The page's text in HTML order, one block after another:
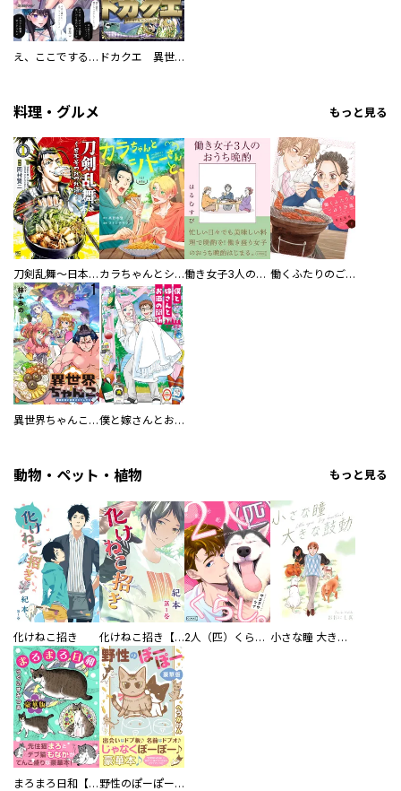
え、ここでするの？ アイドルのファンが知らない日常 ドカクエ 異世界ドカコッククエスト
料理・グルメ もっと見る
刀剣乱舞～日本号つれづれ酒～ カラちゃんとシトーさんと、 【分冊版】 働き女子3人のおうち晩酌 働くふたりのごほうび飯
異世界ちゃんこ～横綱目前に召喚されたんだが～ 【連載版】 僕と嫁さんとお酒の関係
動物・ペット・植物 もっと見る
化けねこ招き 化けねこ招き【描きおろし付合冊版】 2人（匹）くらし。 小さな瞳 大きな鼓動
まろまろ日和【豪華版】 野性のぽーぽー【豪華版】